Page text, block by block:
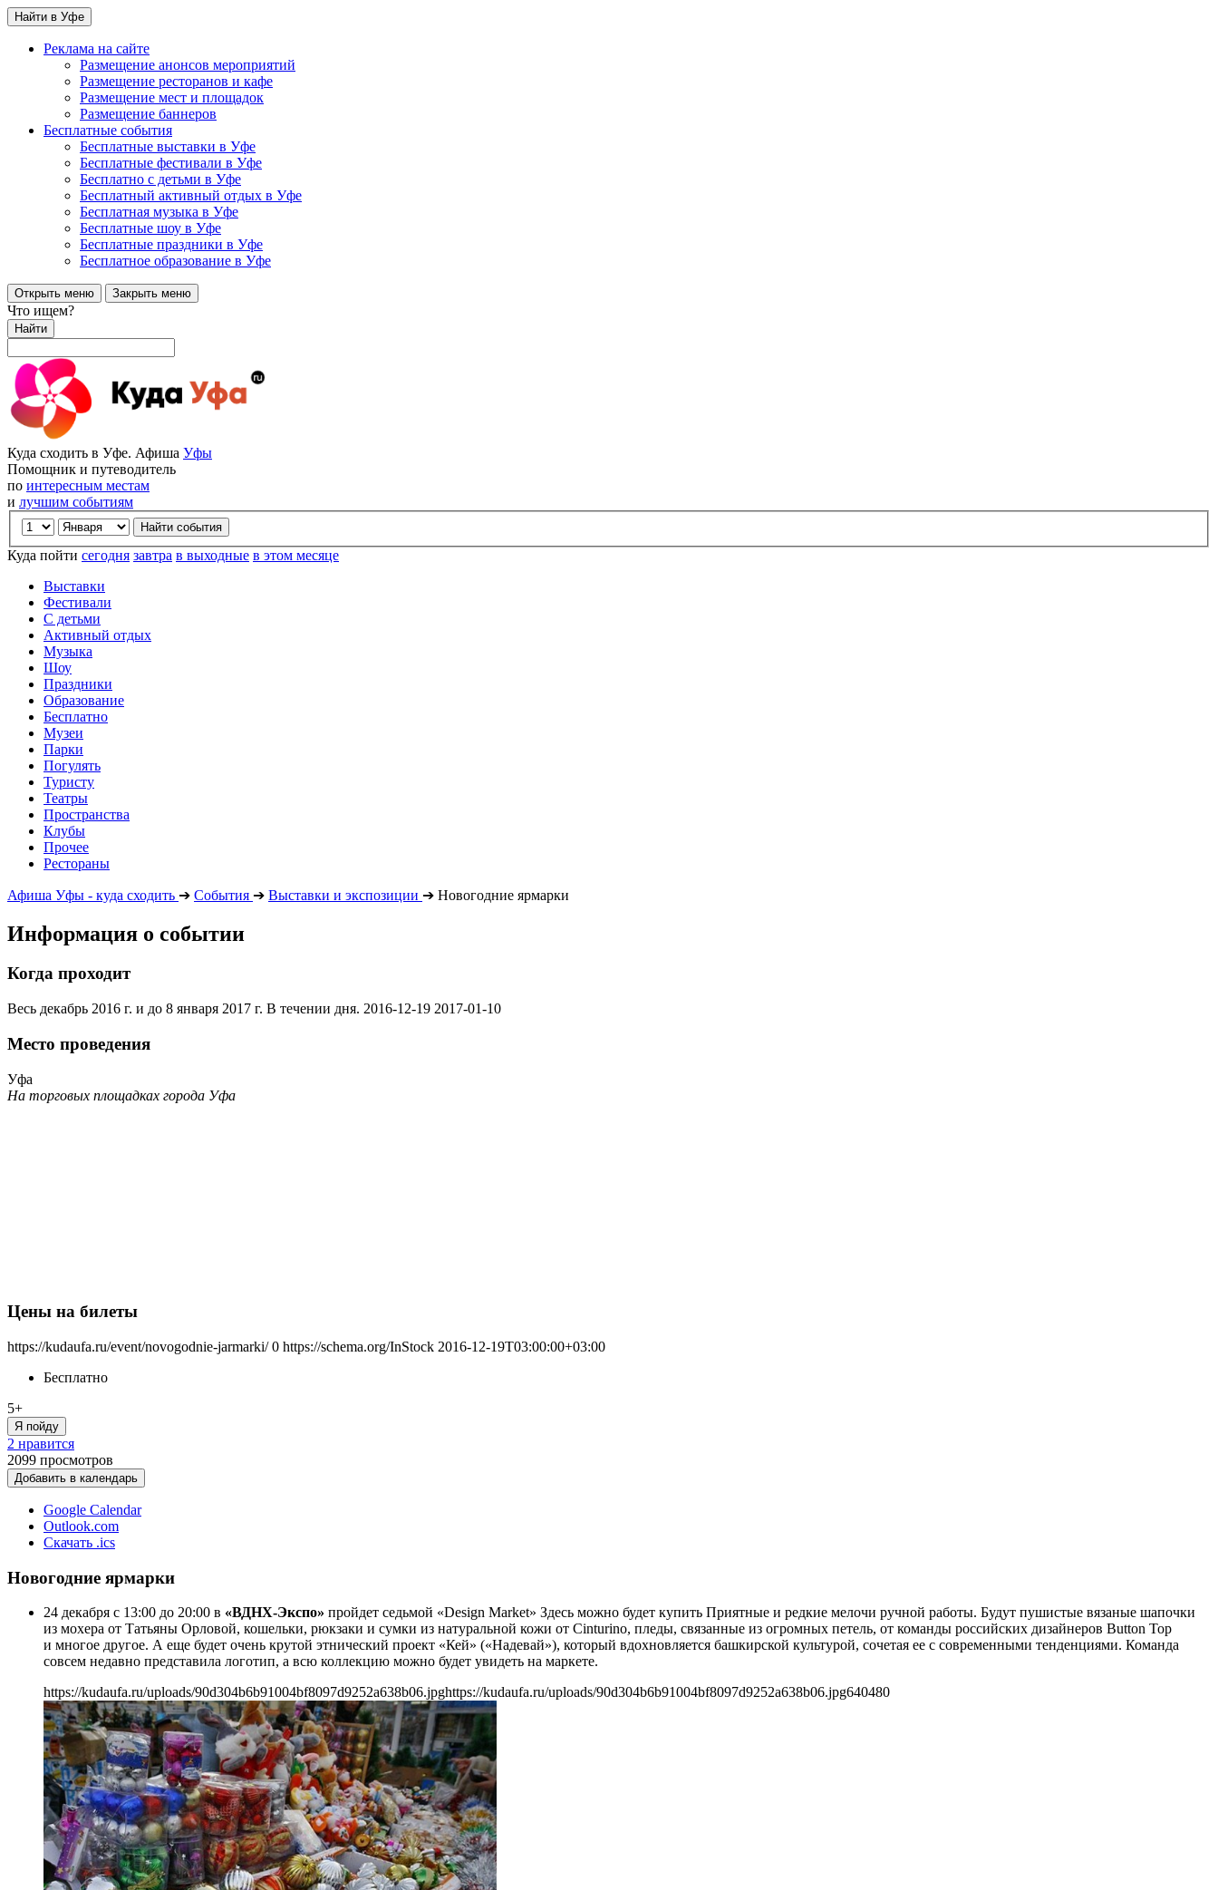
Найти в Уфе
Реклама на сайте
Размещение анонсов мероприятий
Размещение ресторанов и кафе
Размещение мест и площадок
Размещение баннеров
Бесплатные события
Бесплатные выставки в Уфе
Бесплатные фестивали в Уфе
Бесплатно с детьми в Уфе
Бесплатный активный отдых в Уфе
Бесплатная музыка в Уфе
Бесплатные шоу в Уфе
Бесплатные праздники в Уфе
Бесплатное образование в Уфе
Открыть меню Закрыть меню
Что ищем?
Найти
Куда сходить в Уфе. Афиша Уфы
Помощник и путеводитель
по интересным местам
и лучшим событиям
Куда пойти сегодня завтра в выходные в этом месяце
Выставки
Фестивали
С детьми
Активный отдых
Музыка
Шоу
Праздники
Образование
Бесплатно
Музеи
Парки
Погулять
Туристу
Театры
Пространства
Клубы
Прочее
Рестораны
Афиша Уфы - куда сходить ➔ События ➔ Выставки и экспозиции ➔ Новогодние ярмарки
Информация о событии
Когда проходит
Весь декабрь 2016 г. и до 8 января 2017 г. В течении дня. 2016-12-19 2017-01-10
Место проведения
Уфа
На торговых площадках города Уфа
Цены на билеты
https://kudaufa.ru/event/novogodnie-jarmarki/ 0 https://schema.org/InStock 2016-12-19T03:00:00+03:00
Бесплатно
5+
Я пойду
2 нравится
2099 просмотров
Добавить в календарь
Google Calendar
Outlook.com
Скачать .ics
Новогодние ярмарки
24 декабря с 13:00 до 20:00 в «ВДНХ-Экспо» пройдет седьмой «Design Market» Здесь можно будет купить Приятные и редкие мелочи ручной работы. Будут пушистые вязаные шапочки
из мохера от Татьяны Орловой, кошельки, рюкзаки и сумки из натуральной кожи от Cinturino, пледы, связанные из огромных петель, от команды российских дизайнеров Button Top
и многое другое. А еще будет очень крутой этнический проект «Кей» («Надевай»), который вдохновляется башкирской культурой, сочетая ее с современными тенденциями. Команда
совсем недавно представила логотип, а всю коллекцию можно будет увидеть на маркете.
https://kudaufa.ru/uploads/90d304b6b91004bf8097d9252a638b06.jpghttps://kudaufa.ru/uploads/90d304b6b91004bf8097d9252a638b06.jpg640480